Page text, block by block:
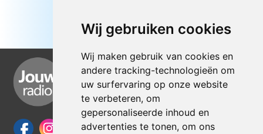
Wij gebruiken cookies
Wij maken gebruik van cookies en
andere tracking-technologieën om
uw surfervaring op onze website
te verbeteren, om
gepersonaliseerde inhoud en
advertenties te tonen, om ons